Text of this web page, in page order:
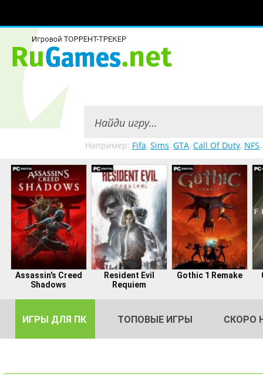
Например: Fifa, Sims, GTA, Call Of Duty, NFS,
Assassin's Creed
Shadows
Resident Evil
Requiem
Gothic 1 Remake
ИГРЫ ДЛЯ ПК ТОПОВЫЕ ИГРЫ СКОРО